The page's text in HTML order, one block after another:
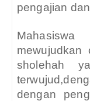
pengajian
Mahasiswa
sholehah
dengan